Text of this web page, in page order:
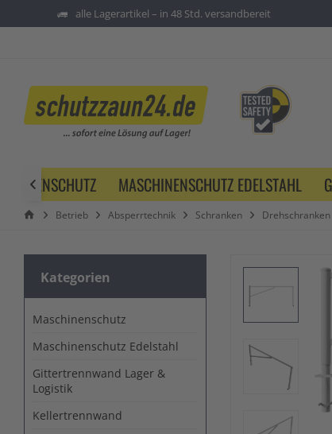
alle Lagerartikel – in 48 Std. versandbereit
MASCHINENSCHUTZ EDELSTAHL

Betrieb Absperrtechnik Schranken Drehschranken
Kategorien
Maschinenschutz
Maschinenschutz Edelstahl
Gittertrennwand Lager &
Logistik
Kellertrennwand